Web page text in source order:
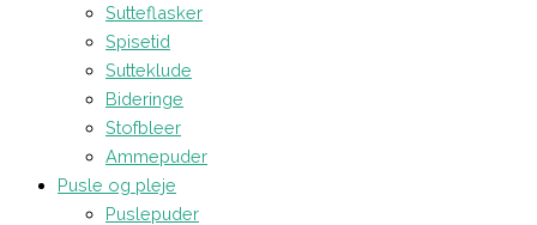
Sutteflasker
Spisetid
Sutteklude
Bideringe
Stofbleer
Ammepuder
Pusle og pleje
Puslepuder